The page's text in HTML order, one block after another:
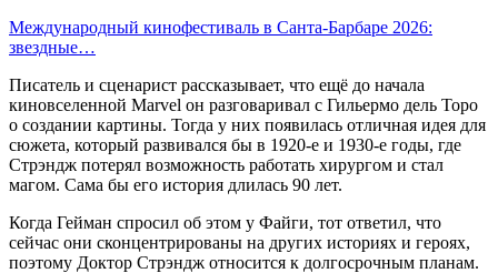
Международный кинофестиваль в Санта-Барбаре 2026:
звездные…
Писатель и сценарист рассказывает, что ещё до начала
киновселенной Marvel он разговаривал с Гильермо дель Торо
о создании картины. Тогда у них появилась отличная идея для
сюжета, который развивался бы в 1920-е и 1930-е годы, где
Стрэндж потерял возможность работать хирургом и стал
магом. Сама бы его история длилась 90 лет.
Когда Гейман спросил об этом у Файги, тот ответил, что
сейчас они сконцентрированы на других историях и героях,
поэтому Доктор Стрэндж относится к долгосрочным планам.